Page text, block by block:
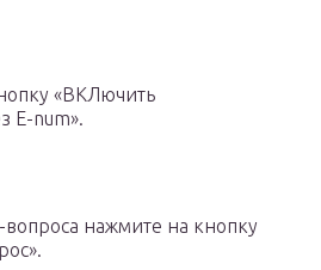
«ВКЛючить
E-num».
вопроса нажмите на кнопку